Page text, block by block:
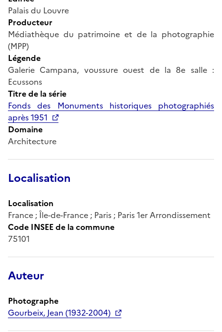
Palais du Louvre
Producteur
Médiathèque du patrimoine et de la photographie
(MPP)
Légende
Galerie Campana, voussure ouest de la 8e salle :
Ecussons
Titre de la série
Fonds des Monuments historiques photographiés
après 1951
Domaine
Architecture
Localisation
Localisation
France ; Île-de-France ; Paris ; Paris 1er Arrondissement
Code INSEE de la commune
75101
Auteur
Photographe
Gourbeix, Jean (1932-2004)